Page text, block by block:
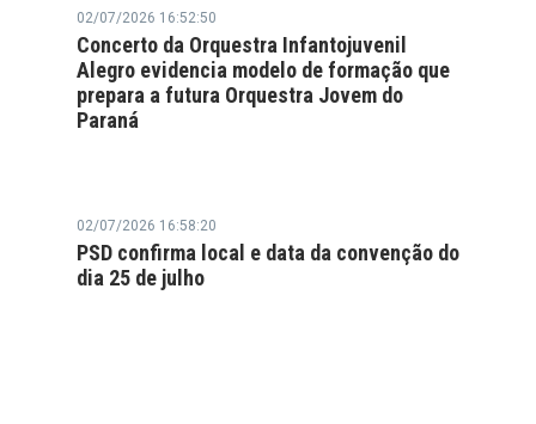
02/07/2026 16:52:50
Concerto da Orquestra Infantojuvenil
Alegro evidencia modelo de formação que
prepara a futura Orquestra Jovem do
Paraná
02/07/2026 16:58:20
PSD confirma local e data da convenção do
dia 25 de julho